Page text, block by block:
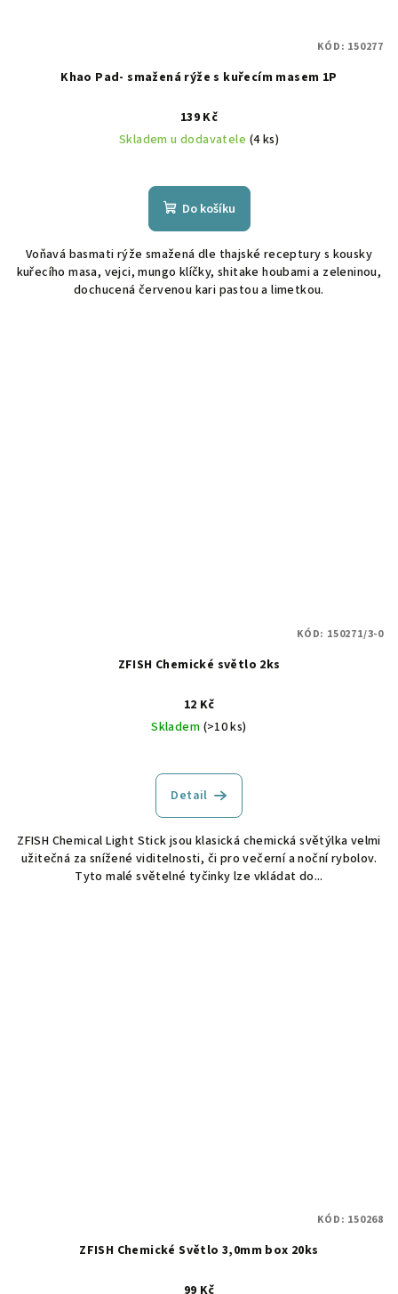
Khao Pad- smažená rýže s kuřecím masem 1P
139 Kč
Skladem u dodavatele (4 ks)
Do košíku
Voňavá basmati rýže smažená dle thajské receptury s kousky
kuřecího masa, vejci, mungo klíčky, shitake houbami a zeleninou,
dochucená červenou kari pastou a limetkou.
KÓD: 150277
ZFISH Chemické světlo 2ks
12 Kč
Skladem (>10 ks)
Detail
ZFISH Chemical Light Stick jsou klasická chemická světýlka velmi
užitečná za snížené viditelnosti, či pro večerní a noční rybolov.
Tyto malé světelné tyčinky lze vkládat do...
KÓD: 150271/3-0
ZFISH Chemické Světlo 3,0mm box 20ks
KÓD: 150268